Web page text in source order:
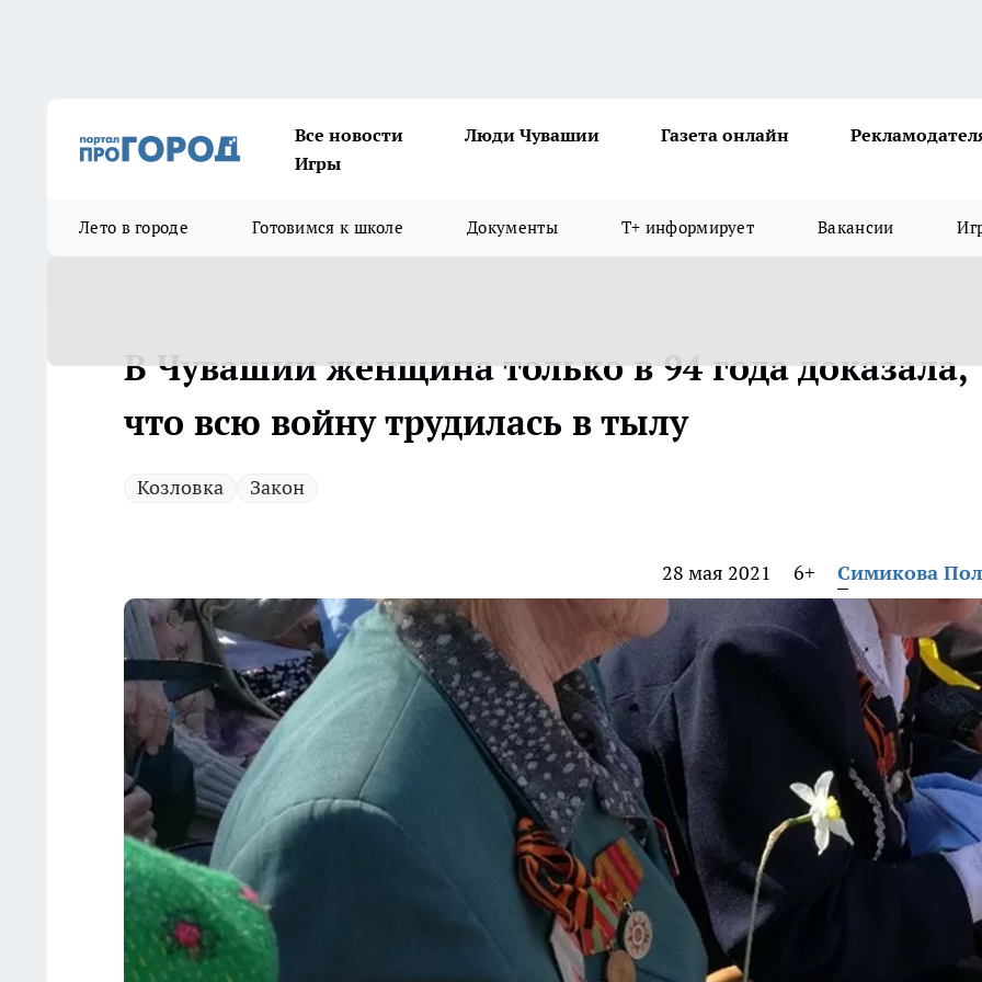
Все новости Люди Чувашии Газета онлайн
Игры
Лето в городе Готовимся к школе Документы Т+ информирует Вакансии
В Чувашии женщина только в 94 года доказала,
что всю войну трудилась в тылу
Козловка Закон
28 мая 2021 6+ Симикова